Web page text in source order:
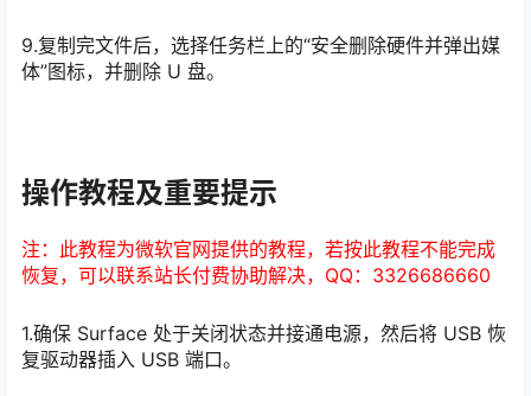
9.复制完文件后，选择任务栏上的“安全删除硬件并弹出媒
体”图标，并删除 U 盘。
操作教程及重要提示
注：此教程为微软官网提供的教程，若按此教程不能完成
恢复，可以联系站长付费协助解决，QQ：3326686660
1.确保 Surface 处于关闭状态并接通电源，然后将 USB 恢
复驱动器插入 USB 端口。